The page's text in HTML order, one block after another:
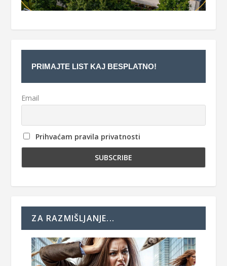
PRIMAJTE LIST KAJ BESPLATNO!
Email
Prihvaćam pravila privatnosti
ZA RAZMIŠLJANJE...